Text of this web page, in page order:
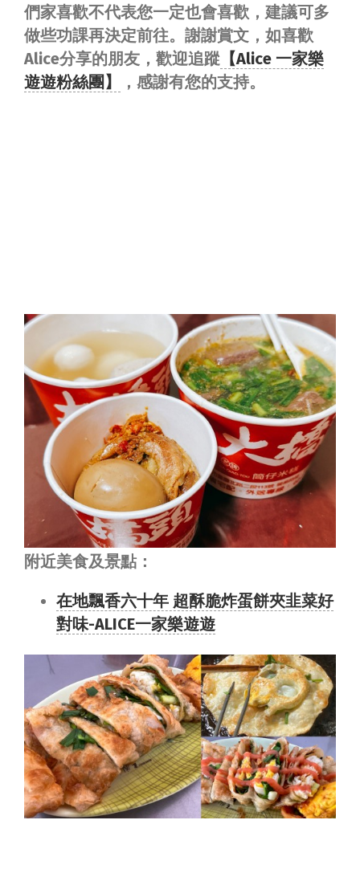
們家喜歡不代表您一定也會喜歡，建議可多
做些功課再決定前往。謝謝賞文，如喜歡
Alice分享的朋友，歡迎追蹤 【Alice 一家樂
遊遊粉絲團】
，感謝有您的支持。
附近美食及景點：
在地飄香六十年 超酥脆炸蛋餅夾韭菜好
對味-ALICE一家樂遊遊